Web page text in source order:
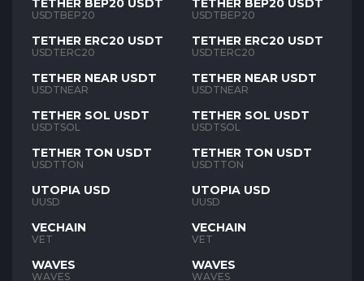
TETHER BEP20 USDT
USDTBEP20
TETHER ERC20 USDT
USDTERC20
TETHER NEAR USDT
USDTNEAR
TETHER SOL USDT
USDTSOL
TETHER TON USDT
USDTTON
UTOPIA USD
UUSD
VECHAIN
VET
WAVES
WAVES
TETHER BEP20 USDT
USDTBEP20
TETHER ERC20 USDT
USDTERC20
TETHER NEAR USDT
USDTNEAR
TETHER SOL USDT
USDTSOL
TETHER TON USDT
USDTTON
UTOPIA USD
UUSD
VECHAIN
VET
WAVES
WAVES